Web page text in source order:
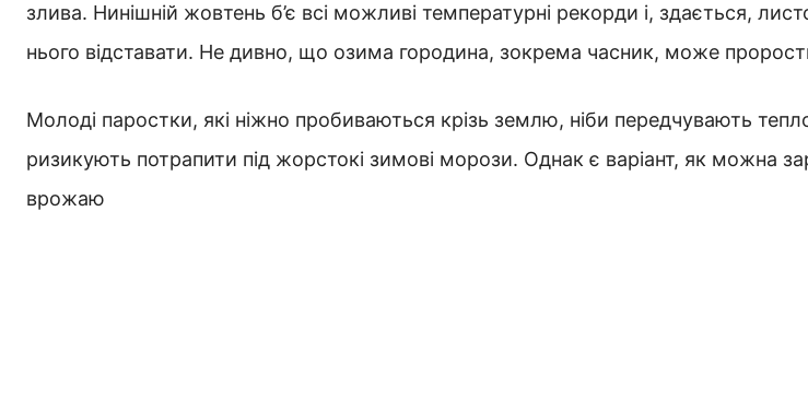
злива. Нинішній жовтень б’є всі можливі температурні рекорди і, здається,
нього відставати. Не дивно, що озима городина, зокрема часник, може
Молоді паростки, які ніжно пробиваються крізь землю, ніби передчувають
ризикують потрапити під жорстокі зимові морози. Однак є варіант, як можна
врожаю